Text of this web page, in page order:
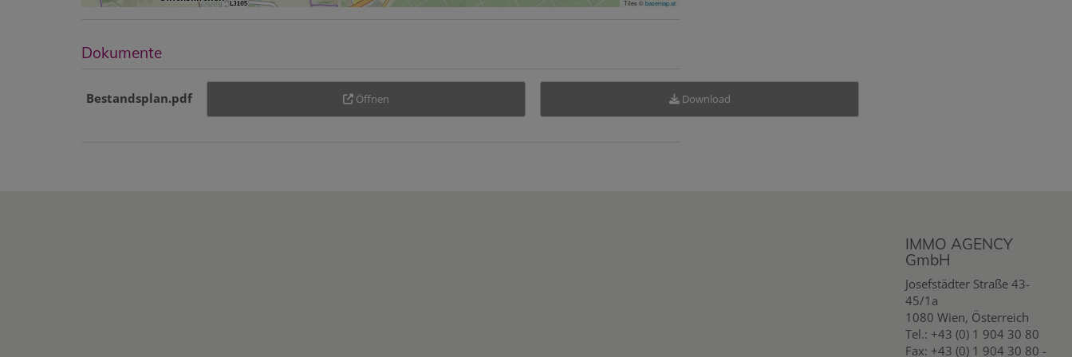
Tiles ©basemap.at
Dokumente
Bestandsplan.pdf Öffnen Download
IMMO AGENCY
GmbH
Josefstädter Straße 43-
45/1a
1080 Wien, Österreich
Tel.: +43 (0) 1 904 30 80
Fax: +43 (0) 1 904 30 80 -